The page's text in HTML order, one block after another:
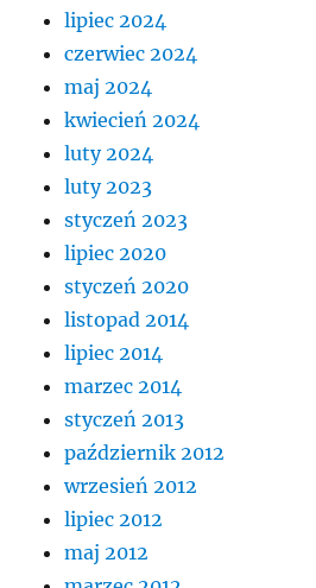
lipiec 2024
czerwiec 2024
maj 2024
kwiecień 2024
luty 2024
luty 2023
styczeń 2023
lipiec 2020
styczeń 2020
listopad 2014
lipiec 2014
marzec 2014
styczeń 2013
październik 2012
wrzesień 2012
lipiec 2012
maj 2012